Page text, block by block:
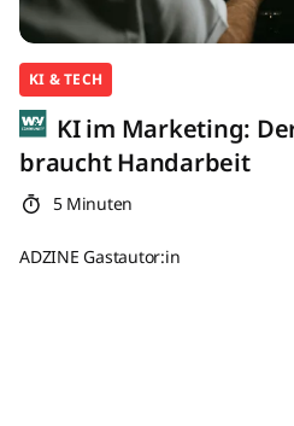
KI & TECH
KI im Marketing:
braucht Handarbeit
5 Minuten
ADZINE Gastautor:in